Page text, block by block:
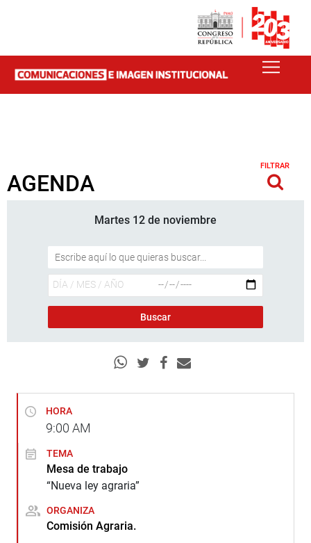
AGENDA
FILTRAR
Martes 12 de noviembre
HORA
9:00 AM
TEMA
Mesa de trabajo
“Nueva ley agraria”
ORGANIZA
Comisión Agraria.